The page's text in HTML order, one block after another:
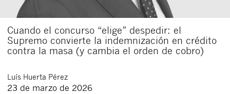
Cuando el concurso “elige” despedir: el
Supremo convierte la indemnización en crédito
contra la masa (y cambia el orden de cobro)
Luís Huerta Pérez
23 de marzo de 2026